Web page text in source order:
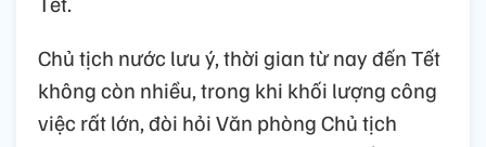
Chủ tịch nước lưu ý, thời gian từ nay đến Tết
không còn nhiều, trong khi khối lượng công
việc rất lớn, đòi hỏi Văn phòng Chủ tịch